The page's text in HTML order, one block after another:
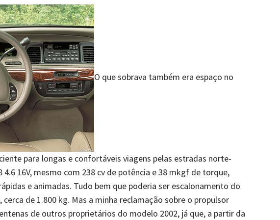
O que sobrava também era espaço no
para longas e confortáveis viagens pelas estradas norte-
4.6 16V, mesmo com 238 cv de potência e 38 mkgf de torque,
e animadas. Tudo bem que poderia ser escalonamento do
de 1.800 kg. Mas a minha reclamação sobre o propulsor
de outros proprietários do modelo 2002, já que, a partir da